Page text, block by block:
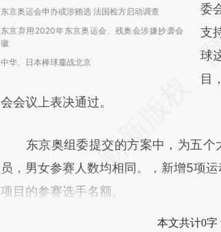
东京奥运会申办或涉贿选 法国检方启动调查
东京弃用2020年东京奥运会、残奥会涉嫌抄袭会
徽
中华、日本棒球鏖战北京
而
委
支
球
目
会会议上表决通过。
东京奥组委提交的方案中，为五个
员，男女参赛人数均相同。，新增5项
项目的参赛选手名额。
本文共计0字